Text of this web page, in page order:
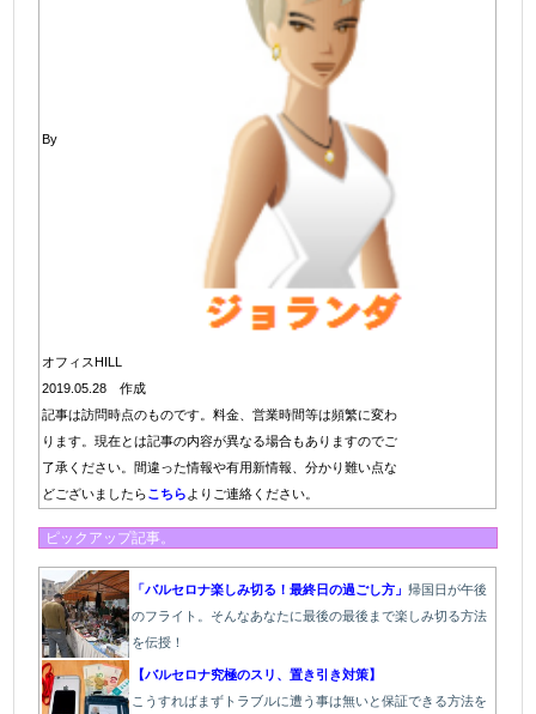
By
オフィスHILL
2019.05.28 作成
記事は訪問時点のものです。料金、営業時間等は頻繁に変わ
ります。現在とは記事の内容が異なる場合もありますのでご
了承ください。間違った情報や有用新情報、分かり難い点な
どございましたらこちら よりご連絡ください。
ピックアップ記事。
「バルセロナ楽しみ切る！最終日の過ごし方」帰国日が午後
のフライト。そんなあなたに最後の最後まで楽しみ切る方法
を伝授！
【バルセロナ究極のスリ、置き引き対策】
こうすればまずトラブルに遭う事は無いと保証できる方法を